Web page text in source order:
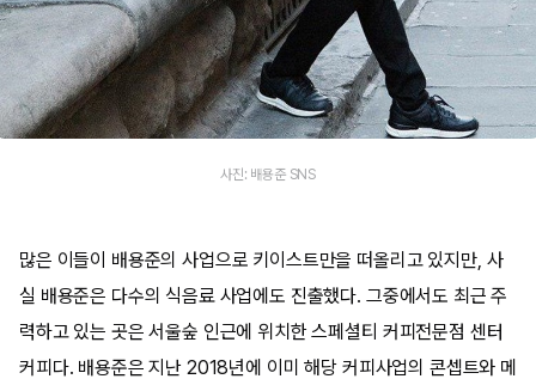
사진: 배용준 SNS
많은 이들이 배용준의 사업으로 키이스트만을 떠올리고 있지만, 사
실 배용준은 다수의 식음료 사업에도 진출했다. 그중에서도 최근 주
력하고 있는 곳은 서울숲 인근에 위치한 스페셜티 커피전문점 센터
커피다. 배용준은 지난 2018년에 이미 해당 커피사업의 콘셉트와 메